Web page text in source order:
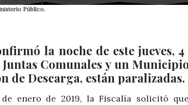
Público.
la noche de este jueves,
Comunales y un
de Descarga, están paralizadas.
enero de 2019, la Fiscalía solicitó